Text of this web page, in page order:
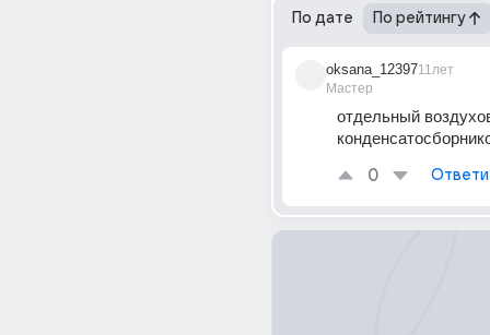
По дате По рейтингу
oksana_12397
Мастер
11лет
отдельный
0